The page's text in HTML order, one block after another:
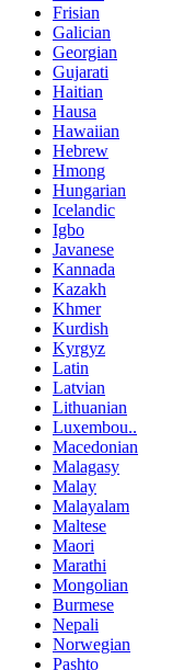
Frisian
Galician
Georgian
Gujarati
Haitian
Hausa
Hawaiian
Hebrew
Hmong
Hungarian
Icelandic
Igbo
Javanese
Kannada
Kazakh
Khmer
Kurdish
Kyrgyz
Latin
Latvian
Lithuanian
Luxembou..
Macedonian
Malagasy
Malay
Malayalam
Maltese
Maori
Marathi
Mongolian
Burmese
Nepali
Norwegian
Pashto